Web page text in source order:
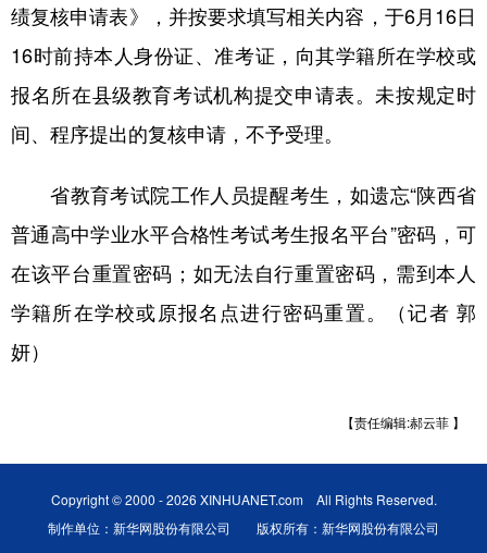
绩复核申请表》，并按要求填写相关内容，于6月16日
16时前持本人身份证、准考证，向其学籍所在学校或
报名所在县级教育考试机构提交申请表。未按规定时
间、程序提出的复核申请，不予受理。
省教育考试院工作人员提醒考生，如遗忘“陕西省
普通高中学业水平合格性考试考生报名平台”密码，可
在该平台重置密码；如无法自行重置密码，需到本人
学籍所在学校或原报名点进行密码重置。（记者 郭
妍）
【责任编辑:郝云菲 】
Copyright © 2000 - 2026 XINHUANET.com All Rights Reserved.
制作单位：新华网股份有限公司 版权所有：新华网股份有限公司